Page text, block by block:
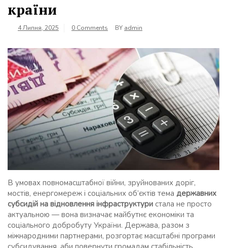
країни
4 Липня, 2025 0 Comments BY admin
В умовах повномасштабної війни, зруйнованих доріг,
мостів, енергомереж і соціальних об’єктів тема державних
субсидій на відновлення інфраструктури стала не просто
актуальною — вона визначає майбутнє економіки та
соціального добробуту України. Держава, разом з
міжнародними партнерами, розгортає масштабні програми